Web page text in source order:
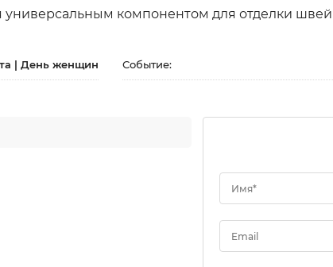
универсальным компонентом для отделки
| День женщин Событие:
Имя*
Email